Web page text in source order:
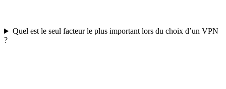
Quel est le seul facteur le plus important lors du choix d’un VPN
?